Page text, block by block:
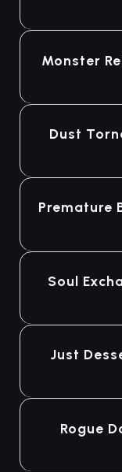
Monster
Dust
Premature
Soul
Just
Rogue